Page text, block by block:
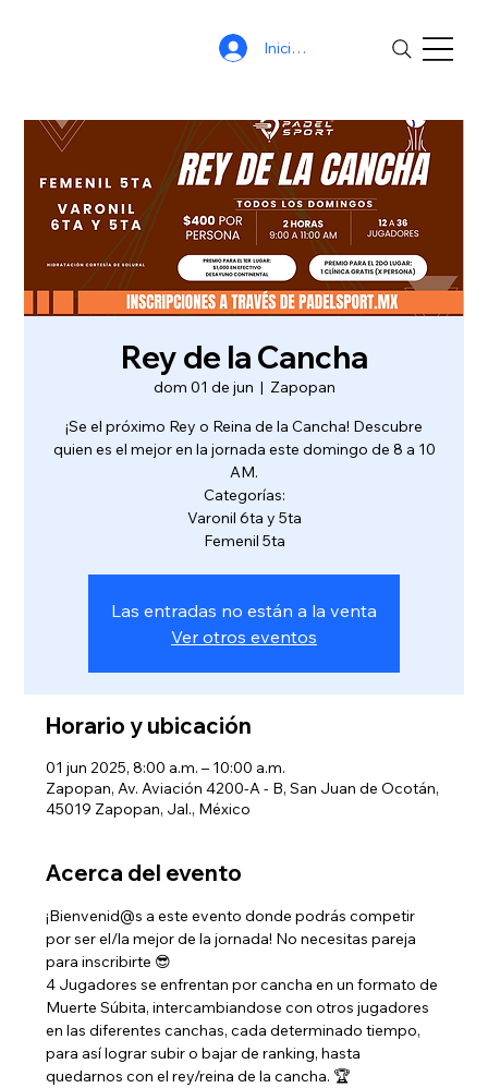
Iniciar sesión
Rey de la Cancha
dom 01 de jun
  |
Zapopan
¡Se el próximo Rey o Reina de la Cancha! Descubre
quien es el mejor en la jornada este domingo de 8 a 10
AM.
Categorías:
Varonil 6ta y 5ta
Femenil 5ta
Las entradas no están a la venta
Ver otros eventos
Horario y ubicación
01 jun 2025, 8:00 a.m. – 10:00 a.m.
Zapopan, Av. Aviación 4200-A - B, San Juan de Ocotán,
45019 Zapopan, Jal., México
Acerca del evento
¡Bienvenid@s a este evento donde podrás competir
por ser el/la mejor de la jornada! No necesitas pareja
para inscribirte 😎
4 Jugadores se enfrentan por cancha en un formato de
Muerte Súbita, intercambiandose con otros jugadores
en las diferentes canchas, cada determinado tiempo,
para así lograr subir o bajar de ranking, hasta
quedarnos con el rey/reina de la cancha. 🏆